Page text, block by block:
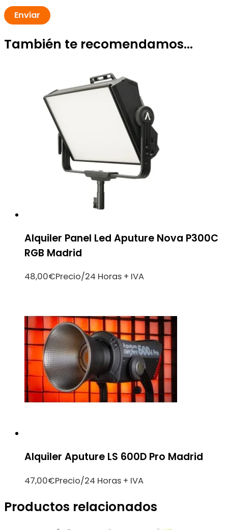
También te recomendamos…
Alquiler Panel Led Aputure Nova P300C
RGB Madrid
48,00€Precio/24 Horas + IVA
Alquiler Aputure LS 600D Pro Madrid
47,00€Precio/24 Horas + IVA
Productos relacionados